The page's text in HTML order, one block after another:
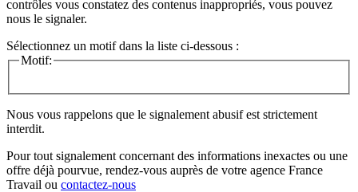
contrôles vous constatez des contenus inappropriés, vous pouvez
nous le signaler.
Sélectionnez un motif dans la liste ci-dessous :
Motif:
Nous vous rappelons que le signalement abusif est strictement
interdit.
Pour tout signalement concernant des informations inexactes ou une
offre déjà pourvue, rendez-vous auprès de votre agence France
Travail ou contactez-nous